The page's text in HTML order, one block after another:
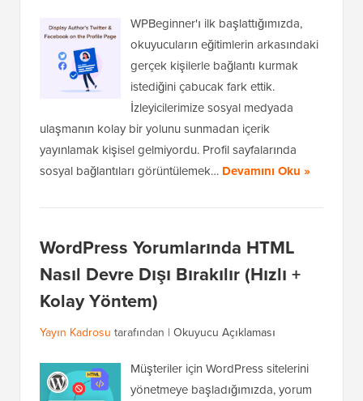
WPBeginner'ı ilk başlattığımızda,
okuyucuların eğitimlerin arkasındaki
gerçek kişilerle bağlantı kurmak
istediğini çabucak fark ettik.
İzleyicilerimize sosyal medyada
ulaşmanın kolay bir yolunu sunmadan içerik
yayınlamak kişisel gelmiyordu. Profil sayfalarında
sosyal bağlantıları görüntülemek… Devamını Oku »
WordPress Yorumlarında HTML
Nasıl Devre Dışı Bırakılır (Hızlı +
Kolay Yöntem)
Yayın Kadrosu tarafından | Okuyucu Açıklaması
Müşteriler için WordPress sitelerini
yönetmeye başladığımızda, yorum